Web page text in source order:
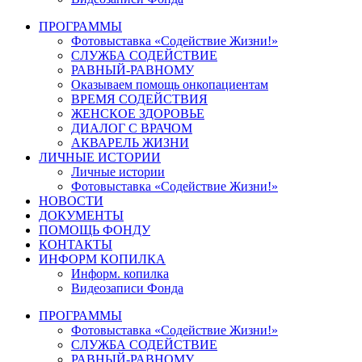
ПРОГРАММЫ
Фотовыставка «Содействие Жизни!»
СЛУЖБА СОДЕЙСТВИЕ
РАВНЫЙ-РАВНОМУ
Оказываем помощь онкопациентам
ВРЕМЯ СОДЕЙСТВИЯ
ЖЕНСКОЕ ЗДОРОВЬЕ
ДИАЛОГ С ВРАЧОМ
АКВАРЕЛЬ ЖИЗНИ
ЛИЧНЫЕ ИСТОРИИ
Личные истории
Фотовыставка «Содействие Жизни!»
НОВОСТИ
ДОКУМЕНТЫ
ПОМОЩЬ ФОНДУ
КОНТАКТЫ
ИНФОРМ КОПИЛКА
Информ. копилка
Видеозаписи Фонда
ПРОГРАММЫ
Фотовыставка «Содействие Жизни!»
СЛУЖБА СОДЕЙСТВИЕ
РАВНЫЙ-РАВНОМУ